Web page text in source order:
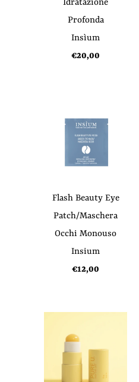
Idratazione
Profonda
Insìum
€20,00
Flash Beauty Eye
Patch/Maschera
Occhi Monouso
Insium
€12,00